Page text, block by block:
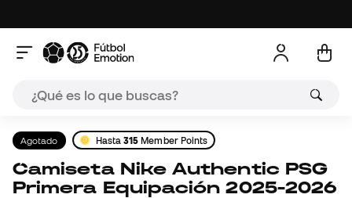
Agotado Hasta315 Member Points
Camiseta Nike Authentic PSG
Primera Equipación 2025-2026